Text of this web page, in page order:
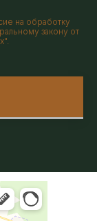
на обработку
закону от